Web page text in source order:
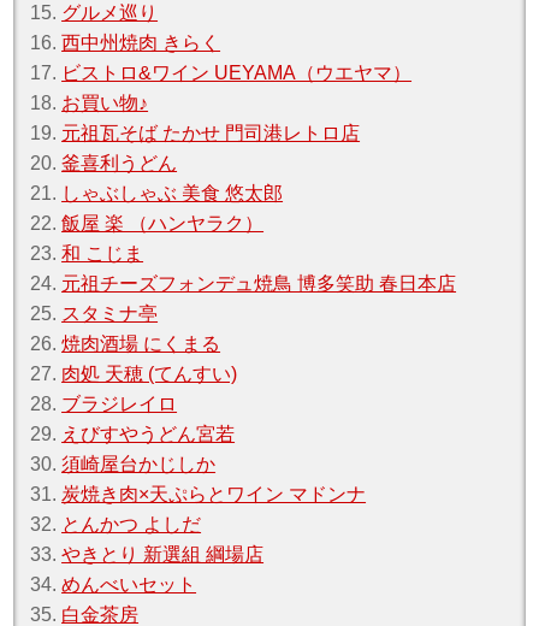
15. グルメ巡り
16.西中州焼肉 きらく
17. ビストロ&ワイン UEYAMA（ウエヤマ）
18. お買い物♪
19. 元祖瓦そば たかせ 門司港レトロ店
20.釜喜利うどん
21. しゃぶしゃぶ 美食 悠太郎
22.飯屋 楽 （ハンヤラク）
23.和 こじま
24. 元祖チーズフォンデュ焼鳥 博多笑助 春日本店
25. スタミナ亭
26.焼肉酒場 にくまる
27. 肉処 天穂 (てんすい)
28. ブラジレイロ
29. えびすやうどん宮若
30.須崎屋台かじしか
31. 炭焼き肉×天ぷらとワイン マドンナ
32. とんかつ よしだ
33.やきとり 新選組 綱場店
34.めんべいセット
35. 白金茶房